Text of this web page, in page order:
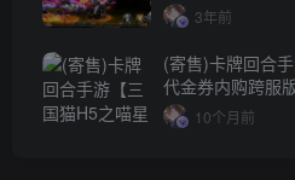
3年前
(寄售)卡牌回合
代金券内购跨服
理后台+GM授权
10个月前